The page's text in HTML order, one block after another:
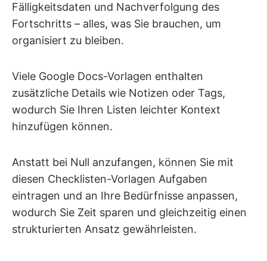
Fälligkeitsdaten und Nachverfolgung des
Fortschritts – alles, was Sie brauchen, um
organisiert zu bleiben.
Viele Google Docs-Vorlagen enthalten
zusätzliche Details wie Notizen oder Tags,
wodurch Sie Ihren Listen leichter Kontext
hinzufügen können.
Anstatt bei Null anzufangen, können Sie mit
diesen Checklisten-Vorlagen Aufgaben
eintragen und an Ihre Bedürfnisse anpassen,
wodurch Sie Zeit sparen und gleichzeitig einen
strukturierten Ansatz gewährleisten.